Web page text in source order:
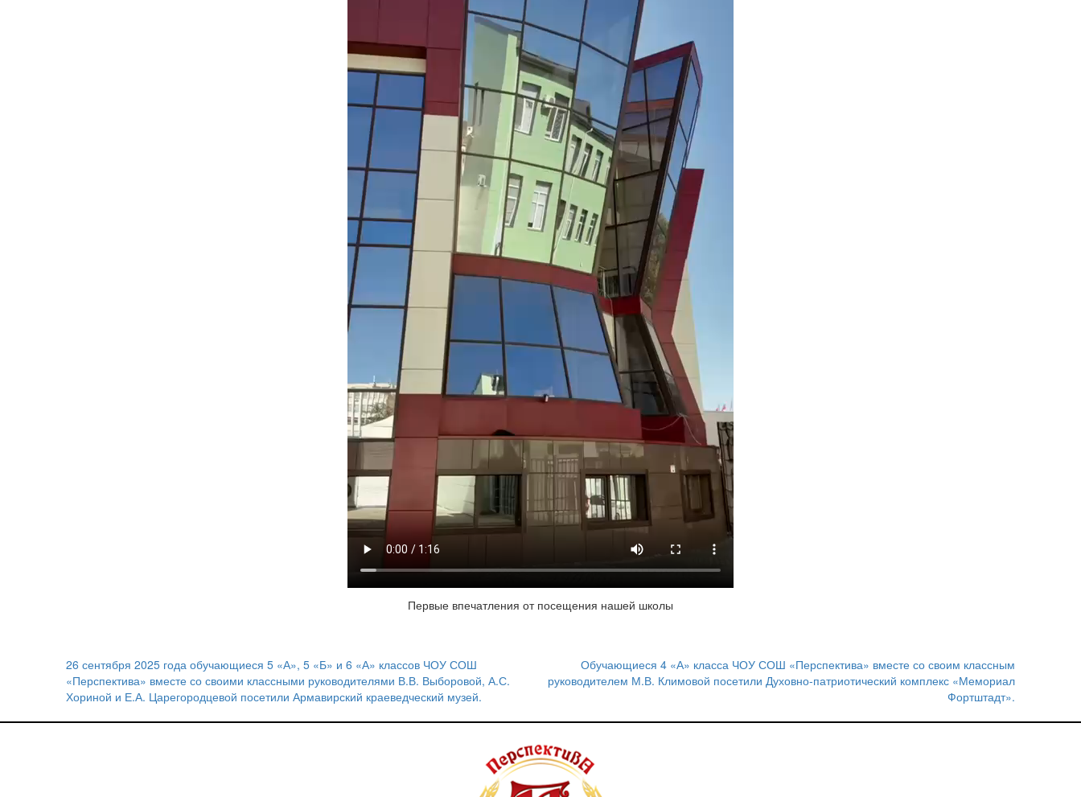
Первые впечатления от посещения нашей школы
Навигация
по
записям
26 сентября 2025 года обучающиеся 5 «А», 5 «Б» и 6 «А» классов ЧОУ СОШ
«Перспектива» вместе со своими классными руководителями В.В. Выборовой, А.С.
Хориной и Е.А. Царегородцевой посетили Армавирский краеведческий музей.
Обучающиеся 4 «А» класса ЧОУ СОШ «Перспектива» вместе со своим классным
руководителем М.В. Климовой посетили Духовно-патриотический комплекс «Мемориал
Фортштадт».